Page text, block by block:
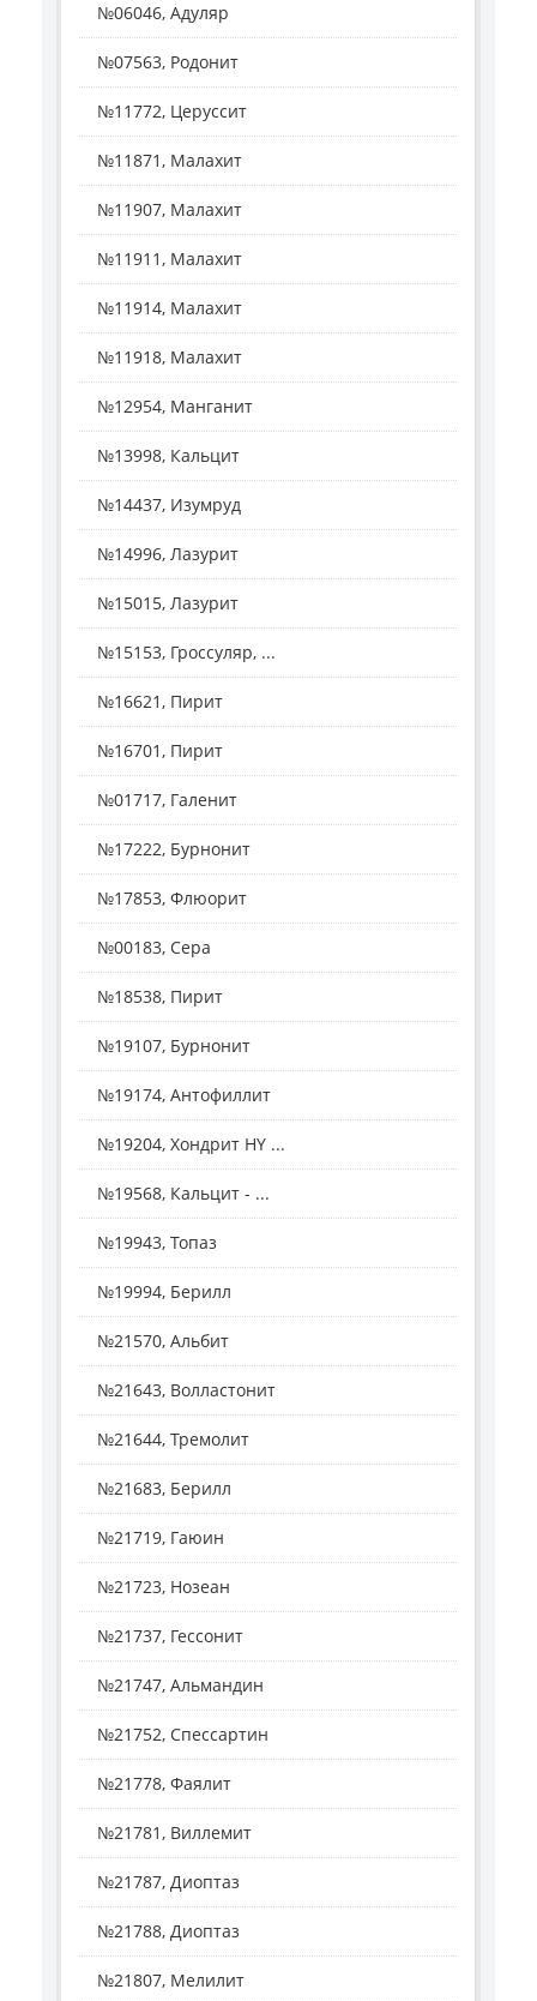
№06046, Адуляр
№07563, Родонит
№11772, Церуссит
№11871, Малахит
№11907, Малахит
№11911, Малахит
№11914, Малахит
№11918, Малахит
№12954, Манганит
№13998, Кальцит
№14437, Изумруд
№14996, Лазурит
№15015, Лазурит
№15153, Гроссуляр, ...
№16621, Пирит
№16701, Пирит
№01717, Галенит
№17222, Бурнонит
№17853, Флюорит
№00183, Сера
№18538, Пирит
№19107, Бурнонит
№19174, Антофиллит
№19204, Хондрит HY ...
№19568, Кальцит - ...
№19943, Топаз
№19994, Берилл
№21570, Альбит
№21643, Волластонит
№21644, Тремолит
№21683, Берилл
№21719, Гаюин
№21723, Нозеан
№21737, Гессонит
№21747, Альмандин
№21752, Спессартин
№21778, Фаялит
№21781, Виллемит
№21787, Диоптаз
№21788, Диоптаз
№21807, Мелилит